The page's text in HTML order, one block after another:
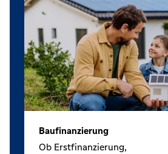
Baufinanzierung
Ob Erstfinanzierung,